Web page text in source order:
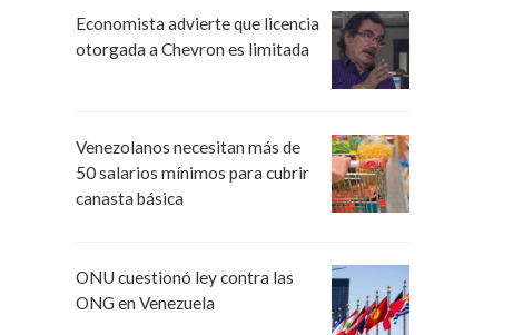
Economista advierte que licencia
otorgada a Chevron es limitada
Venezolanos necesitan más de
50 salarios mínimos para cubrir
canasta básica
ONU cuestionó ley contra las
ONG en Venezuela